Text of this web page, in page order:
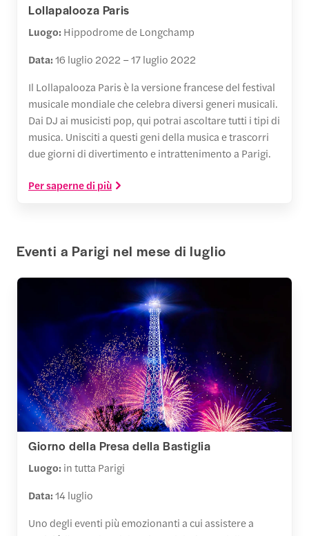
Lollapalooza Paris
Luogo: Hippodrome de Longchamp
Data:16 luglio 2022 – 17 luglio 2022
Il Lollapalooza Paris è la versione francese del festival
musicale mondiale che celebra diversi generi musicali.
Dai DJ ai musicisti pop, qui potrai ascoltare tutti i tipi di
musica. Unisciti a questi geni della musica e trascorri
due giorni di divertimento e intrattenimento a Parigi.
Per saperne di più
Eventi a Parigi nel mese di luglio
Giorno della Presa della Bastiglia
Luogo: in tutta Parigi
Data:14 luglio
Uno degli eventi più emozionanti a cui assistere a